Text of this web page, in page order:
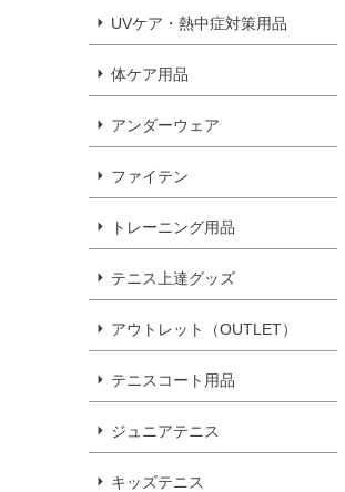
UVケア・熱中症対策用品
体ケア用品
アンダーウェア
ファイテン
トレーニング用品
テニス上達グッズ
アウトレット（OUTLET）
テニスコート用品
ジュニアテニス
キッズテニス